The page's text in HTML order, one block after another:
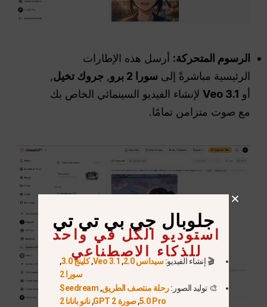
الرسوم المتحركة: أرسل هذه الإطارات
الرئيسية مباشرةً إلىسورا 2 برو ,جروك تخيل,
أو Veo 3.1 لإنشاء الفيديو السينمائي الخاص بك
مع صوت متزامن تمامًا.
جلوبال جي بي تي تي
استوديو الكل في واحد
للذكاء الاصطناعي
🎬 إنشاء الفيديو:سيدانس 2.0 ,
Veo 3.1
,كلينج 3.0
,
سورا 2
🎨 توليد الصور:رحلة منتصف الطريق,
Seedream
5.0 Pro
,صورة GPT 2 ,نانو بانانا 2